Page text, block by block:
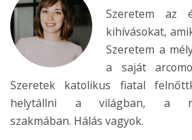
Szeretem az
kihívásokat,
Szeretem a
a saját
Szeretek katolikus fiatal
helytállni a világban, a
szakmában. Hálás vagyok.